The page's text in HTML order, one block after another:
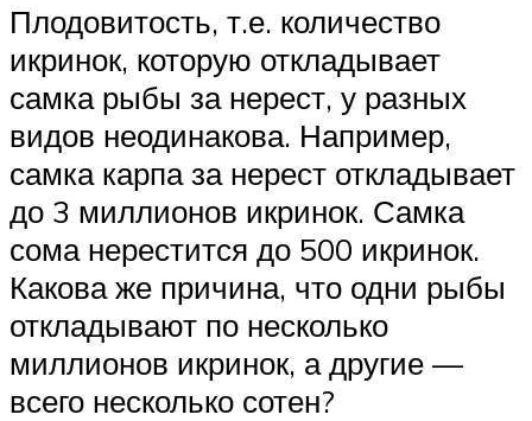
Плодовитость, т.е. количество
икринок, которую откладывает
самка рыбы за нерест, у разных
видов неодинакова. Например,
самка карпа за нерест откладывает
до 3 миллионов икринок. Самка
сома нерестится до 500 икринок.
Какова же причина, что одни рыбы
откладывают по несколько
миллионов икринок, а другие —
всего несколько сотен?